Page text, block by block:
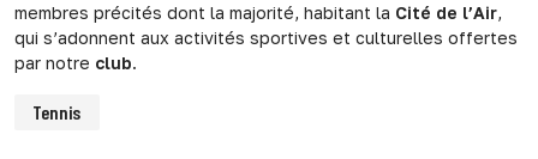
membres précités dont la majorité, habitant la Cité de l’Air,
qui s’adonnent aux activités sportives et culturelles offertes
par notre club.
Tennis